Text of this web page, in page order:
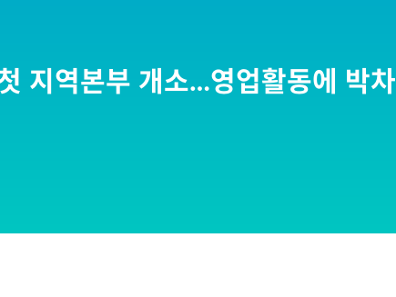
지역본부 개소…영업활동에 박차